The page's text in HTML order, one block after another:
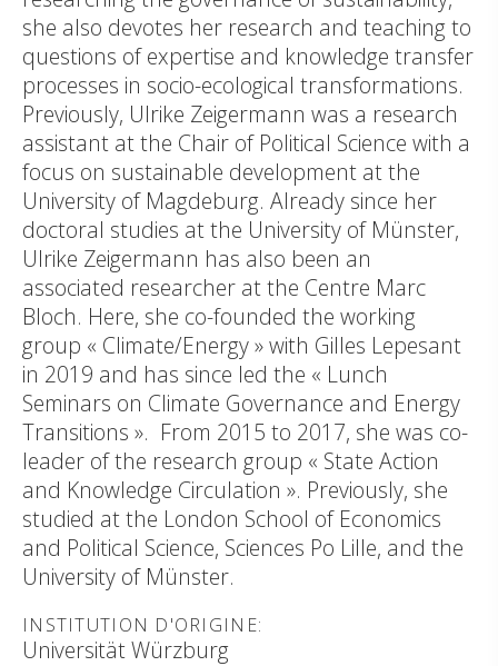
she also devotes her research and teaching to
questions of expertise and knowledge transfer
processes in socio-ecological transformations.
Previously, Ulrike Zeigermann was a research
assistant at the Chair of Political Science with a
focus on sustainable development at the
University of Magdeburg. Already since her
doctoral studies at the University of Münster,
Ulrike Zeigermann has also been an
associated researcher at the Centre Marc
Bloch. Here, she co-founded the working
group « Climate/Energy » with Gilles Lepesant
in 2019 and has since led the « Lunch
Seminars on Climate Governance and Energy
Transitions ». From 2015 to 2017, she was co-
leader of the research group « State Action
and Knowledge Circulation ». Previously, she
studied at the London School of Economics
and Political Science, Sciences Po Lille, and the
University of Münster.
INSTITUTION D'ORIGINE:
Universität Würzburg